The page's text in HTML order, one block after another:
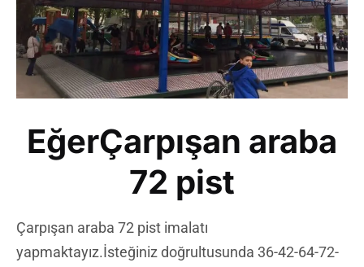
EğerÇarpışan araba
72 pist
Çarpışan araba 72 pist imalatı
yapmaktayız.İsteğiniz doğrultusunda 36-42-64-72-